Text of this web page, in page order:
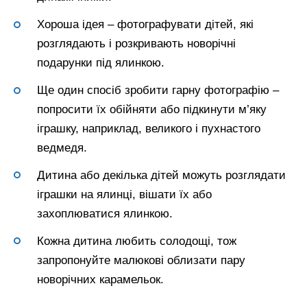
Хороша ідея – фотографувати дітей, які
розглядають і розкривають новорічні
подарунки під ялинкою.
Ще один спосіб зробити гарну фотографію –
попросити їх обійняти або підкинути м’яку
іграшку, наприклад, великого і пухнастого
ведмедя.
Дитина або декілька дітей можуть розглядати
іграшки на ялинці, вішати їх або
захоплюватися ялинкою.
Кожна дитина любить солодощі, тож
запропонуйте малюкові облизати пару
новорічних карамельок.